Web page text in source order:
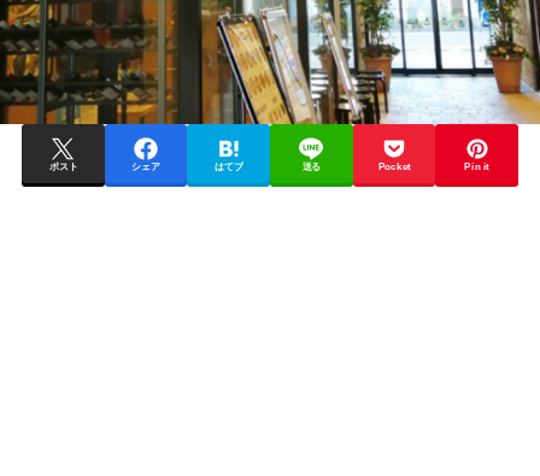
ポスト シェア はてブ 送る Pocket Pin it